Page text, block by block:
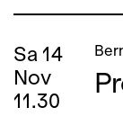
Sa 14
Nov
11.30